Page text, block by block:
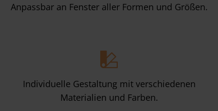
Anpassbar an Fenster aller Formen und Größen.
Individuelle Gestaltung mit verschiedenen
Materialien und Farben.